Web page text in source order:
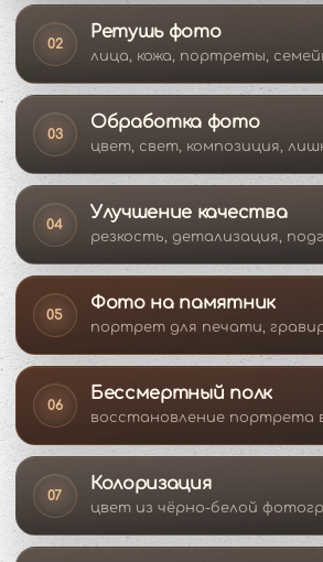
02
Ретушь фото
лица, кожа, портреты,
03
Обработка фото
цвет, свет, композиция,
04
Улучшение качества
резкость, детализация,
05
Фото на памятник
портрет для печати,
06
Бессмертный полк
восстановление портрета
07
Колоризация
цвет из чёрно-белой